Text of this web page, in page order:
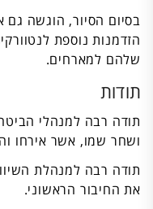
בסיום הסיור, הוגשה
הזדמנות נוספת
שלהם למארחים.
תודות
תודה רבה למנהלי
ושחר שמו, אשר אירחו
תודה רבה למנהלת
את החיבור הראשוני.